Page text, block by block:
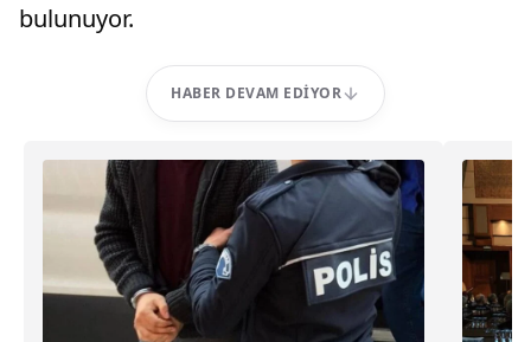
bulunuyor.
HABER DEVAM EDIYOR